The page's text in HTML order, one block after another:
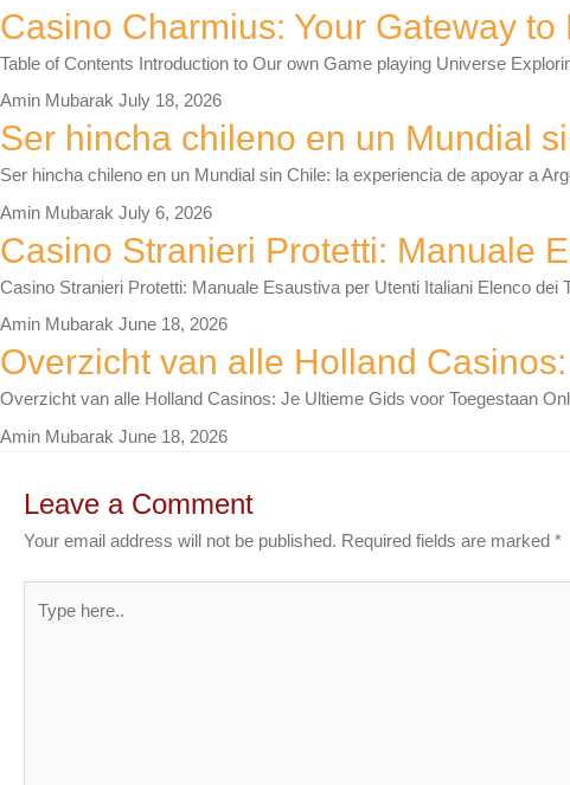
Casino Charmius: Your Gateway
Table of Contents Introduction to Our own Game playing Universe
Amin Mubarak July 18, 2026
Ser hincha chileno en un Mundial
Ser hincha chileno en un Mundial sin Chile: la experiencia de apoyar a
Amin Mubarak July 6, 2026
Casino Stranieri Protetti: Manuale
Casino Stranieri Protetti: Manuale Esaustiva per Utenti Italiani Elenco
Amin Mubarak June 18, 2026
Overzicht van alle Holland
Overzicht van alle Holland Casinos: Je Ultieme Gids voor Toegestaan
Amin Mubarak June 18, 2026
Leave a Comment
Your email address will not be published. Required fields are marked *
here..